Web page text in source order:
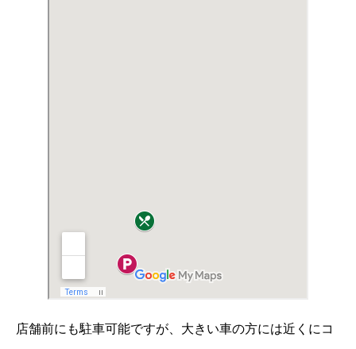
店舗前にも駐車可能ですが、大きい車の方には近くにコ